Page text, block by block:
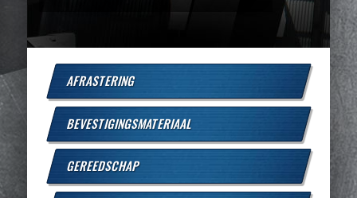
AFRASTERING
BEVESTIGINGSMATERIAAL
GEREEDSCHAP